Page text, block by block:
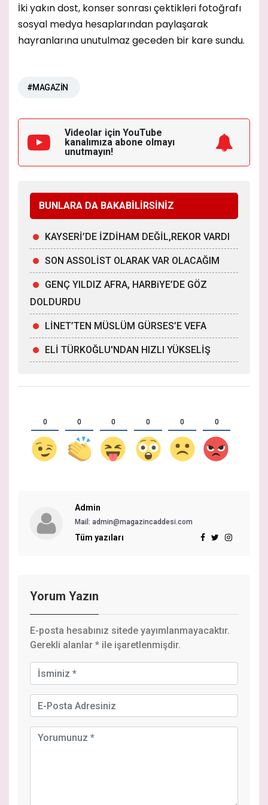
İki yakın dost, konser sonrası çektikleri fotoğrafı
sosyal medya hesaplarından paylaşarak
hayranlarına unutulmaz geceden bir kare sundu.
#MAGAZİN
Videolar için YouTube
kanalımıza abone olmayı
unutmayın!
BUNLARA DA BAKABİLİRSİNİZ
KAYSERİ’DE İZDİHAM DEĞİL,REKOR VARDI
SON ASSOLİST OLARAK VAR OLACAĞIM
GENÇ YILDIZ AFRA, HARBiYE’DE GÖZ
DOLDURDU
LİNET’TEN MÜSLÜM GÜRSES’E VEFA
ELİ TÜRKOĞLU'NDAN HIZLI YÜKSELİŞ
0 0 0 0 0 0
Admin
Mail: admin@magazincaddesi.com
Tüm yazıları
Yorum Yazın
E-posta hesabınız sitede yayımlanmayacaktır.
Gerekli alanlar * ile işaretlenmişdir.